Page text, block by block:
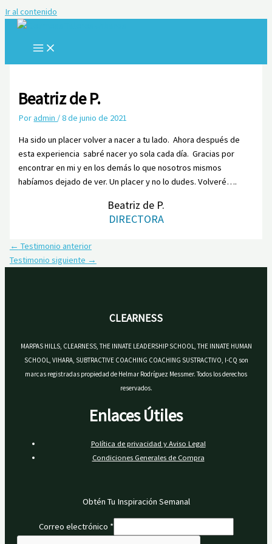
Ir al contenido
Beatriz de P.
Poradmin /8 de junio de 2021
Ha sido un placer volver a nacer a tu lado. Ahora después de
esta experiencia sabré nacer yo sola cada día. Gracias por
encontrar en mi y en los demás lo que nosotros mismos
habíamos dejado de ver. Un placer y no lo dudes. Volveré….
Beatriz de P.
DIRECTORA
← Testimonio anterior
Testimonio siguiente →
CLEARNESS
MARPAS HILLS, CLEARNESS, THE INNATE LEADERSHIP SCHOOL, THE INNATE HUMAN
SCHOOL, VIHARA, SUBTRACTIVE COACHING COACHING SUSTRACTIVO, I-CQ son
marcas registradas propiedad de Helmar Rodríguez Messmer. Todos los derechos
reservados.
Enlaces Útiles
Política de privacidad y Aviso Legal
Condiciones Generales de Compra
Obtén Tu Inspiración Semanal
Correo electrónico *